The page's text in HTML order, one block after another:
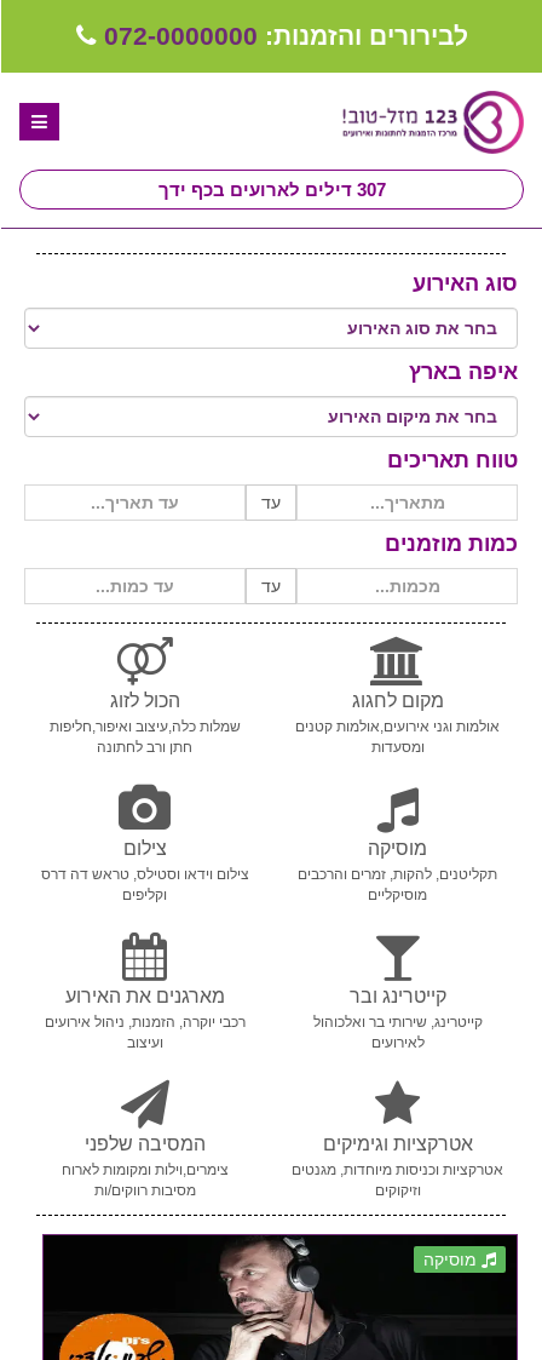
לבירורים והזמנות: 072-0000000
307 דילים לארועים בכף ידך
ספקים לחתונה מומלצים
קבלו ייעוץ בחינם
שירות אישי בקליק
סוג האירוע
איפה בארץ
טווח תאריכים
עד
כמות מוזמנים
עד
מקום לחגוג
אולמות וגני אירועים,אולמות קטנים
ומסעדות
הכול לזוג
שמלות כלה,עיצוב ואיפור,חליפות
חתן ורב לחתונה
מוסיקה
תקליטנים, להקות, זמרים והרכבים
מוסיקליים
צילום
צילום וידאו וסטילס, טראש דה דרס
וקליפים
קייטרינג ובר
קייטרינג, שירותי בר ואלכוהול
לאירועים
מארגנים את האירוע
רכבי יוקרה, הזמנות, ניהול אירועים
ועיצוב
אטרקציות וגימיקים
אטרקציות וכניסות מיוחדות, מגנטים
וזיקוקים
המסיבה שלפני
צימרים,וילות ומקומות לארוח
מסיבות רווקים/ות
מוסיקה